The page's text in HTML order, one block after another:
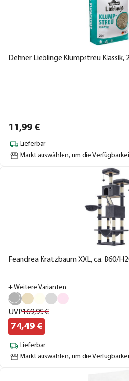
Dehner Lieblinge Klumpstreu Klassik,
11,99 €
Lieferbar
Markt auswählen, um die
Feandrea Kratzbaum XXL, ca. B60/
+ Weitere Varianten
UVP169,99€
74,49 €
Lieferbar
Markt auswählen, um die